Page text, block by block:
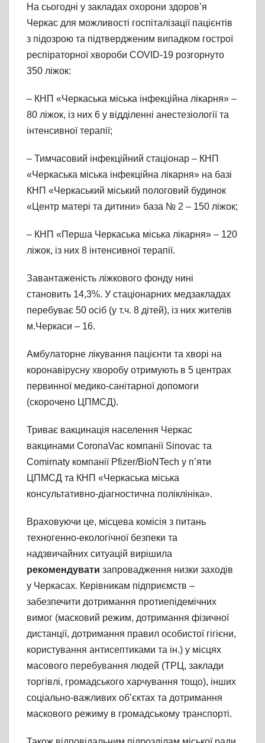
На сьогодні у закладах охорони здоров’я
Черкас для можливості госпіталізації пацієнтів
з підозрою та підтвердженим випадком гострої
респіраторної хвороби COVID-19 розгорнуто
350 ліжок:
– КНП «Черкаська міська інфекційна лікарня» –
80 ліжок, із них 6 у відділенні анестезіології та
інтенсивної терапії;
– Тимчасовий інфекційний стаціонар – КНП
«Черкаська міська інфекційна лікарня» на базі
КНП «Черкаський міський пологовий будинок
«Центр матері та дитини» база № 2 – 150 ліжок;
– КНП «Перша Черкаська міська лікарня» – 120
ліжок, із них 8 інтенсивної терапії.
Завантаженість ліжкового фонду нині
становить 14,3%. У стаціонарних медзакладах
перебуває 50 осіб (у т.ч. 8 дітей), із них жителів
м.Черкаси – 16.
Амбулаторне лікування пацієнти та хворі на
коронавірусну хворобу отримують в 5 центрах
первинної медико-санітарної допомоги
(скорочено ЦПМСД).
Триває вакцинація населення Черкас
вакцинами CoronaVac компанії Sinovac та
Comirnaty компанії Pfizer/BioNTech у п’яти
ЦПМСД та КНП «Черкаська міська
консультативно-діагностична поліклініка».
Враховуючи це, місцева комісія з питань
техногенно-екологічної безпеки та
надзвичайних ситуацій вирішила
рекомендувати запровадження низки заходів
у Черкасах. Керівникам підприємств –
забезпечити дотримання протиепідемічних
вимог (масковий режим, дотримання фізичної
дистанції, дотримання правил особистої гігієни,
користування антисептиками та ін.) у місцях
масового перебування людей (ТРЦ, заклади
торгівлі, громадського харчування тощо), інших
соціально-важливих об’єктах та дотримання
маскового режиму в громадському транспорті.